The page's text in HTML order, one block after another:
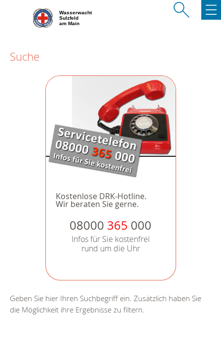
Wasserwacht
Sulzfeld
am Main
Suche
Kostenlose DRK-Hotline.
Wir beraten Sie gerne.
08000 365 000
Infos für Sie kostenfrei
rund um die Uhr
Geben Sie hier Ihren Suchbegriff ein. Zusätzlich haben Sie
die Möglichkeit ihre Ergebnisse zu filtern.